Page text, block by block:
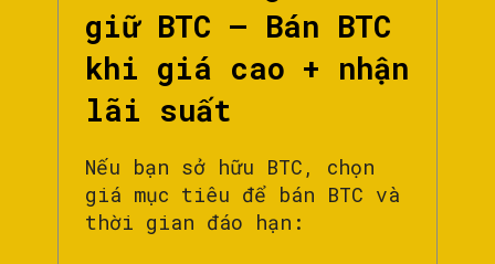
giữ BTC – Bán BTC
khi giá cao + nhận
lãi suất
Nếu bạn sở hữu BTC, chọn
giá mục tiêu để bán BTC và
thời gian đáo hạn: